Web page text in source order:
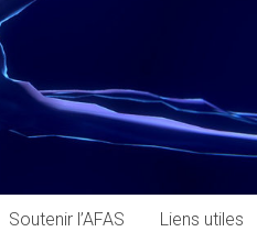
Soutenir l’AFAS Liens utiles